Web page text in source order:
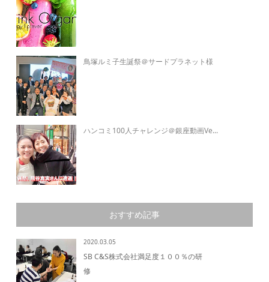
鳥塚ルミ子生誕祭＠サードプラネット様
ハンコミ100人チャレンジ＠銀座動画Ve...
おすすめ記事
2020.03.05
SB C&S株式会社満足度１００％の研
修